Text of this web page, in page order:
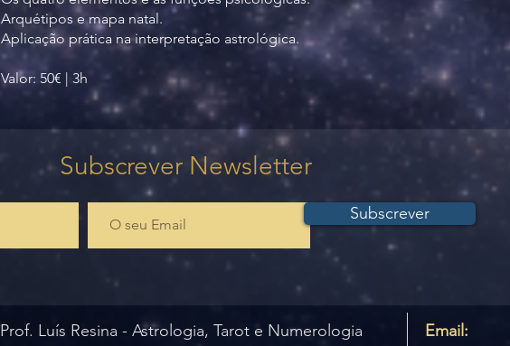
Arquétipos e mapa natal.
Aplicação prática na interpretação astrológica.
Valor: 50€ | 3h
Subscrever Newsletter
Subscrever
Prof. Luís Resina - Astrologia, Tarot e Numerologia
Email: